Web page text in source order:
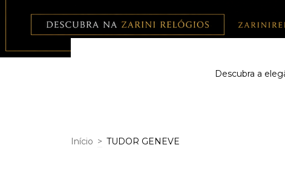
Descubra a
Início > TUDOR GENEVE